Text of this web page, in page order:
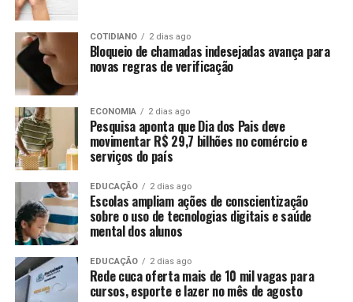
COTIDIANO 2 dias ago
Bloqueio de chamadas indesejadas avança para
novas regras de verificação
ECONOMIA 2 dias ago
Pesquisa aponta que Dia dos Pais deve
movimentar R$ 29,7 bilhões no comércio e
serviços do país
EDUCAÇÃO 2 dias ago
Escolas ampliam ações de conscientização
sobre o uso de tecnologias digitais e saúde
mental dos alunos
EDUCAÇÃO 2 dias ago
Rede cuca oferta mais de 10 mil vagas para
cursos, esporte e lazer no mês de agosto